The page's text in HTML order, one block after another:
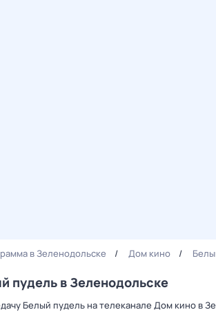
в Зеленодольске Дом кино
пудель в Зеленодольске
Белый пудель на телеканале Дом кино в